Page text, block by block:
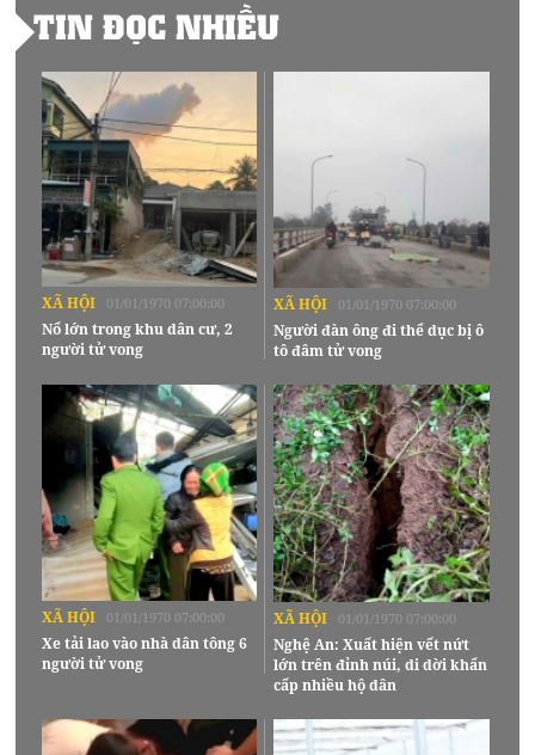
TIN ĐỌC NHIỀU
XÃ HỘI 01/01/1970 07:00:00
Nổ lớn trong khu dân cư, 2
người tử vong
XÃ HỘI 01/01/1970 07:00:00
Người đàn ông đi thể dục bị ô
tô đâm tử vong
XÃ HỘI 01/01/1970 07:00:00
Xe tải lao vào nhà dân tông 6
người tử vong
XÃ HỘI 01/01/1970 07:00:00
Nghệ An: Xuất hiện vết nứt
lớn trên đỉnh núi, di dời khẩn
cấp nhiều hộ dân